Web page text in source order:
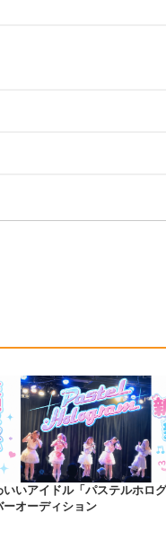
いいアイドル「パステルホロ
ーオーディション